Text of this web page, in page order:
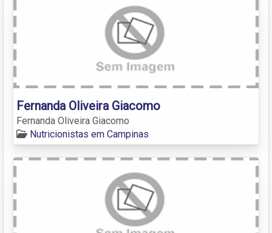
Fernanda Oliveira Giacomo
Fernanda Oliveira Giacomo
Nutricionistas em Campinas